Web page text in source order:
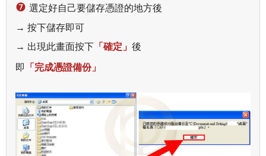
❼ 選定好自己要儲存憑證的地方後
→ 按下儲存即可
→ 出現此畫面按下 「確定」 後
即 「 完成憑證備份」